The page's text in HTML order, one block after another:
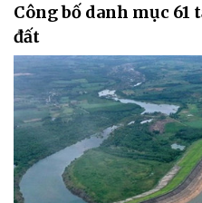
Công bố danh mục 61
đất